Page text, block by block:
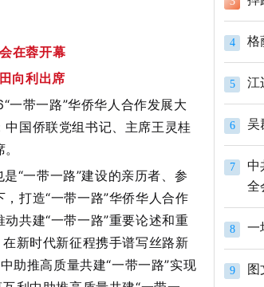
在蓉开幕
向利出席
一带一路”华侨华人合作发展大
国侨联党组书记、主席王灵桂
“一带一路”建设的亲历者、参
打造“一带一路”华侨华人合作
共建“一带一路”重要论述和重
新时代新征程携手谱写丝路新
助推高质量共建“一带一路”实现
4 格
5 江
6 吴
7
中
全
8 一
9 图